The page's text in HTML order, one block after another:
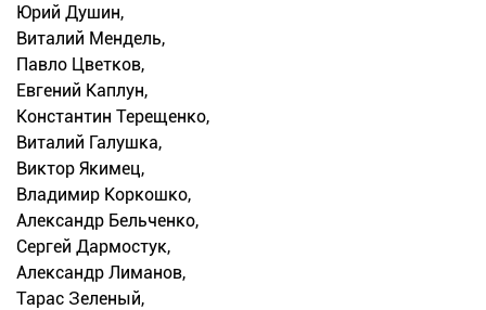
Юрий Душин,
Виталий Мендель,
Павло Цветков,
Евгений Каплун,
Константин Терещенко,
Виталий Галушка,
Виктор Якимец,
Владимир Коркошко,
Александр Бельченко,
Сергей Дармостук,
Александр Лиманов,
Тарас Зеленый,